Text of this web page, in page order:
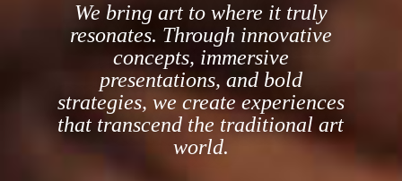
We bring art to where it truly
resonates. Through innovative
concepts, immersive
presentations, and bold
strategies, we create experiences
that transcend the traditional art
world.